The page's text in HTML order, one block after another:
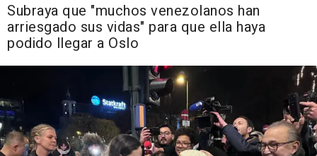
Subraya que "muchos venezolanos han
arriesgado sus vidas" para que ella haya
podido llegar a Oslo